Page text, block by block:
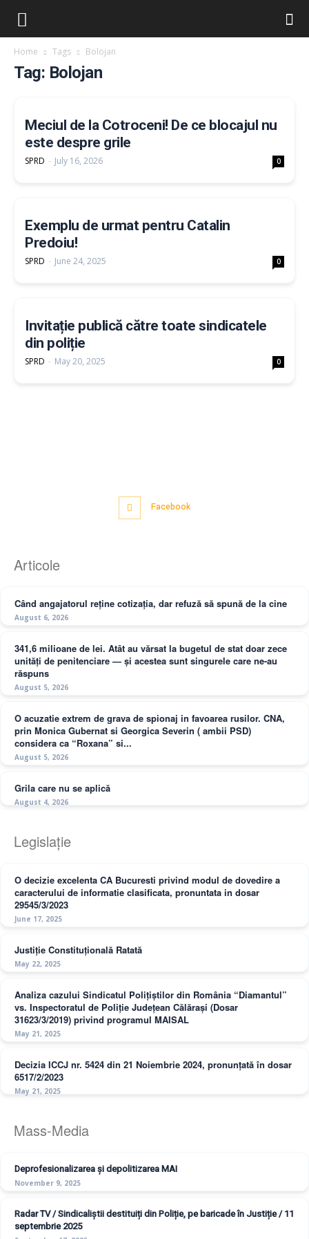
Home Tags Bolojan
Tag: Bolojan
Meciul de la Cotroceni! De ce blocajul nu
este despre grile
SPRD - July 16, 2026 0
Exemplu de urmat pentru Catalin
Predoiu!
SPRD - June 24, 2025 0
Invitație publică către toate sindicatele
din poliție
SPRD - May 20, 2025 0
Facebook
Articole
Când angajatorul reține cotizația, dar refuză să spună de la cine
August 6, 2026
341,6 milioane de lei. Atât au vărsat la bugetul de stat doar zece
unități de penitenciare — și acestea sunt singurele care ne-au
răspuns
August 5, 2026
O acuzatie extrem de grava de spionaj in favoarea rusilor. CNA,
prin Monica Gubernat si Georgica Severin ( ambii PSD)
considera ca “Roxana” si...
August 5, 2026
Grila care nu se aplică
August 4, 2026
Legislație
O decizie excelenta CA Bucuresti privind modul de dovedire a
caracterului de informatie clasificata, pronuntata in dosar
29545/3/2023
June 17, 2025
Justiție Constituțională Ratată
May 22, 2025
Analiza cazului Sindicatul Polițiștilor din România “Diamantul”
vs. Inspectoratul de Poliție Județean Călărași (Dosar
31623/3/2019) privind programul MAISAL
May 21, 2025
Decizia ICCJ nr. 5424 din 21 Noiembrie 2024, pronunțată în dosar
6517/2/2023
May 21, 2025
Mass-Media
Deprofesionalizarea și depolitizarea MAI
November 9, 2025
Radar TV / Sindicaliștii destituiți din Poliție, pe baricade în Justiție / 11
septembrie 2025